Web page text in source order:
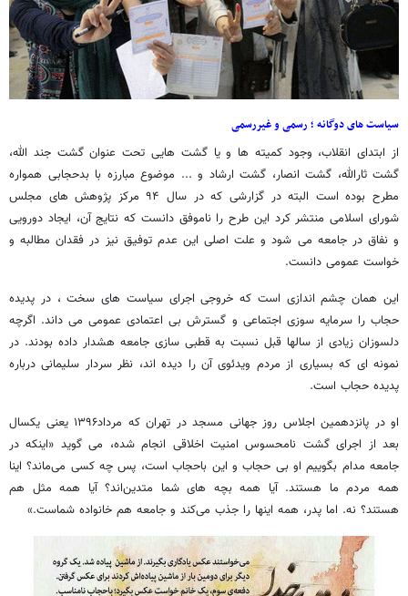
سیاست های دوگانه ؛ رسمی و غیررسمی
از ابتدای انقلاب، وجود کمیته ها و یا گشت هایی تحت عنوان گشت جند الله،
گشت ثارالله، گشت انصار، گشت ارشاد و ... موضوع مبارزه با بدحجابی همواره
مطرح بوده است البته در گزارشی که در سال ۹۴ مرکز پژوهش های مجلس
شورای اسلامی منتشر کرد این طرح را ناموفق دانست که نتایج آن، ایجاد دورویی
و نفاق در جامعه می شود و علت اصلی این عدم توفیق نیز در فقدان مطالبه و
خواست عمومی دانست.
این همان چشم اندازی است که خروجی اجرای سیاست های سخت ، در پدیده
حجاب را سرمایه سوزی اجتماعی و گسترش بی اعتمادی عمومی می داند. اگرچه
دلسوزان زیادی از سالها قبل نسبت به قطبی سازی جامعه هشدار داده بودند. در
نمونه ای که بسیاری از مردم ویدئوی آن را دیده اند، نظر سردار سلیمانی درباره
پدیده حجاب است.
او در پانزدهمین اجلاس روز جهانی مسجد در تهران که مرداد۱۳۹۶ یعنی یکسال
بعد از اجرای گشت نامحسوس امنیت اخلاقی انجام شده، می گوید «اینکه در
جامعه مدام بگوییم او بی حجاب و این باحجاب است، پس چه کسی می‌ماند؟ اینا
همه مردم ما هستند. آیا همه بچه های شما متدین‌اند؟ آیا همه مثل هم
هستند؟ نه. اما پدر، همه اینها را جذب می‌کند و جامعه هم خانواده شماست.»